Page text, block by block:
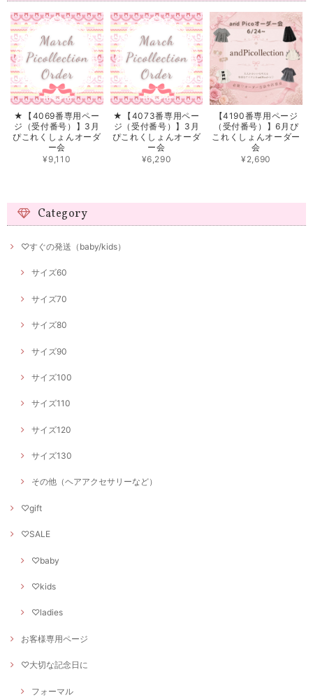
★【4069番専用ペー
ジ（受付番号）】3月
ぴこれくしょんオーダ
ー会
¥9,110
★【4073番専用ペー
ジ（受付番号）】3月
ぴこれくしょんオーダ
ー会
¥6,290
【4190番専用ページ
（受付番号）】6月ぴ
これくしょんオーダー
会
¥2,690
Category
♡すぐの発送（baby/kids）
サイズ60
サイズ70
サイズ80
サイズ90
サイズ100
サイズ110
サイズ120
サイズ130
その他（ヘアアクセサリーなど）
♡gift
♡SALE
♡baby
♡kids
♡ladies
お客様専用ページ
♡大切な記念日に
フォーマル